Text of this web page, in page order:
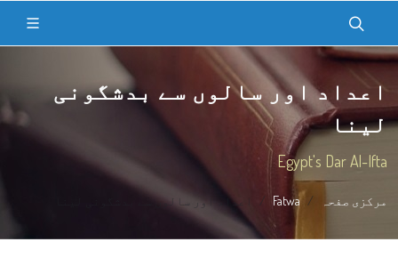
اعداد اور سالوں سے بدشگونی
لینا
Egypt's Dar Al-Ifta
مرکزی صفحہ Fatwa اعداد اور سالوں سے بدشگونی لینا